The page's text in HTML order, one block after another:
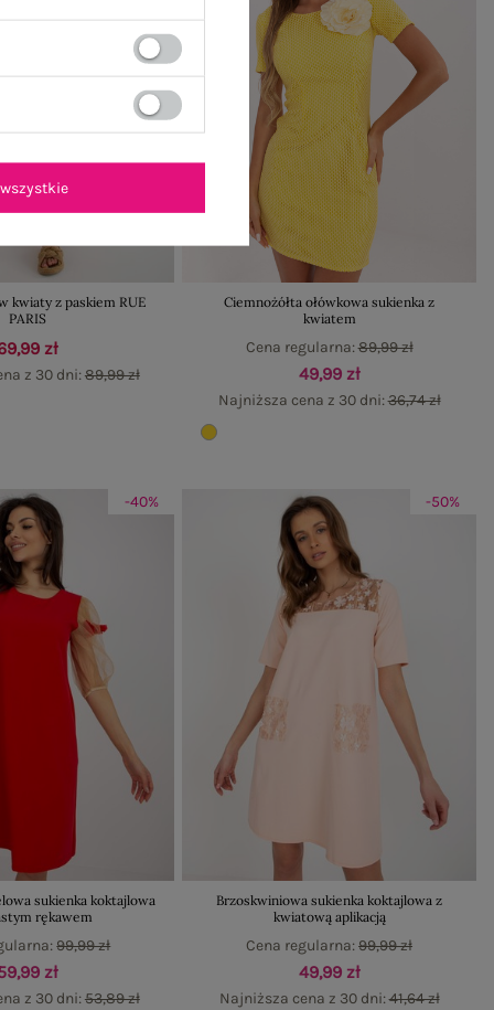
kwiaty z paskiem RUE
PARIS
zł
z 30 dni:89,99 zł
Ciemnożółta ołówkowa sukienka z
kwiatem
49,99 zł
Najniższa cena z 30 dni:36,74 zł
Cena regularna:89,99 zł
-40%
sukienka koktajlowa
rękawem
zł
z 30 dni:53,89 zł
99,99 zł
-50%
Brzoskwiniowa sukienka koktajlowa z
kwiatową aplikacją
49,99 zł
Najniższa cena z 30 dni:41,64 zł
Cena regularna:99,99 zł